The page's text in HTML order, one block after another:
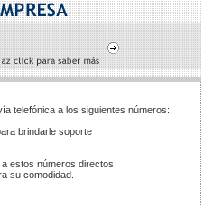
telefónica a los siguientes números:
brindarle soporte
estos números directos
su comodidad.